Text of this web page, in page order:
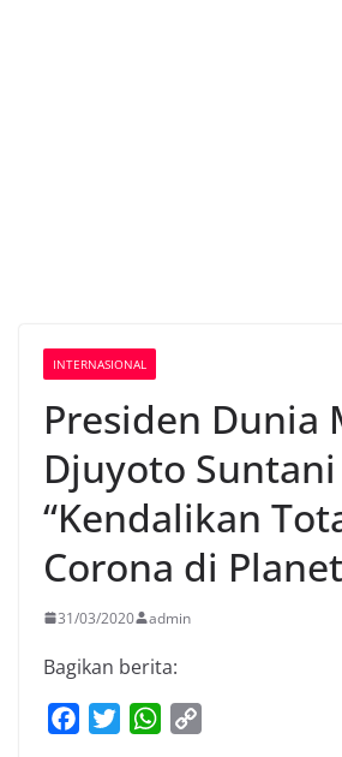
INTERNASIONAL
Presiden Dunia
Djuyoto Suntani
“Kendalikan
Corona di
31/03/2020 admin
Bagikan berita:
W